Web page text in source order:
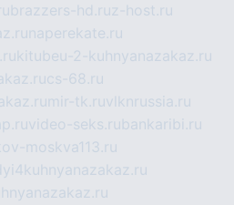
brazzers-hd.ruz-host.ru
naperekate.ru
kitubeu-2-kuhnyanazakaz.ru
cs-68.ru
mir-tk.ruvlknrussia.ru
video-seks.rubankaribi.ru
moskva113.ru